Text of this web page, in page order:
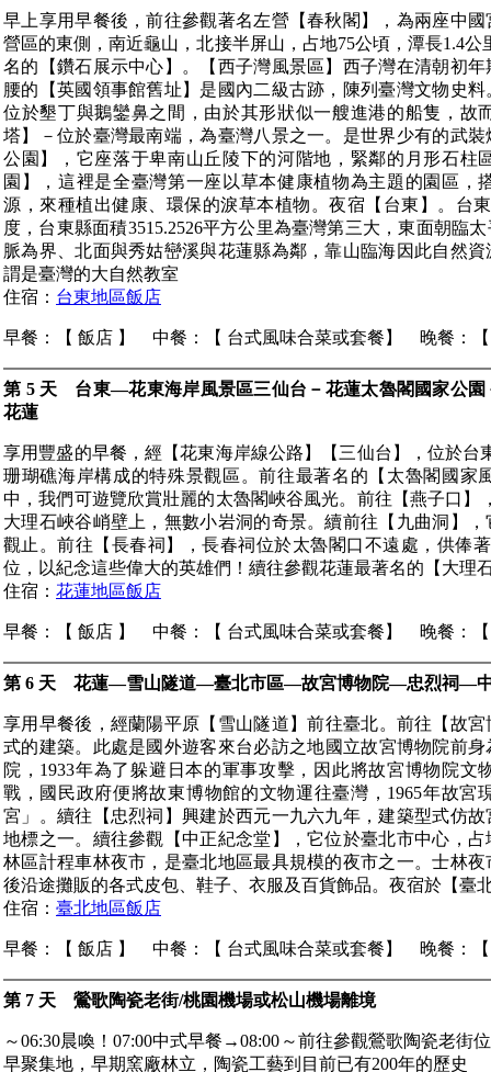
早上享用早餐後，前往參觀著名左營【春秋閣】，為兩座中
營區的東側，南近龜山，北接半屏山，占地75公頃，潭長1.4
名的【鑽石展示中心】。【西子灣風景區】西子灣在清朝初
腰的【英國領事館舊址】是國內二級古跡，陳列臺灣文物史
位於墾丁與鵝鑾鼻之間，由於其形狀似一艘進港的船隻，故
塔】－位於臺灣最南端，為臺灣八景之一。是世界少有的武
公園】，它座落于卑南山丘陵下的河階地，緊鄰的月形石柱
園】，這裡是全臺灣第一座以草本健康植物為主題的園區，
源，來種植出健康、環保的淚草本植物。夜宿【台東】。台
度，台東縣面積3515.2526平方公里為臺灣第三大，東面朝臨
脈為界、北面與秀姑巒溪與花蓮縣為鄰，靠山臨海因此自然
謂是臺灣的大自然教室
住宿： 台東地區飯店
早餐：【 飯店 】 中餐：【 台式風味合菜或套餐】 晚餐：【
第 5 天 台東—花東海岸風景區三仙台－花蓮太魯閣國家公
花蓮
享用豐盛的早餐，經【花東海岸線公路】【三仙台】，位於
珊瑚礁海岸構成的特殊景觀區。前往最著名的【太魯閣國家
中，我們可遊覽欣賞壯麗的太魯閣峽谷風光。前往【燕子口】
大理石峽谷峭壁上，無數小岩洞的奇景。續前往【九曲洞】
觀止。前往【長春祠】，長春祠位於太魯閣口不遠處，供俸
位，以紀念這些偉大的英雄們！續往參觀花蓮最著名的【大理
住宿： 花蓮地區飯店
早餐：【 飯店 】 中餐：【 台式風味合菜或套餐】 晚餐：【
第 6 天 花蓮—雪山隧道—臺北市區—故宮博物院—忠烈祠—中
享用早餐後，經蘭陽平原【雪山隧道】前往臺北。前往【故
式的建築。此處是國外遊客來台必訪之地國立故宮博物院前
院，1933年為了躲避日本的軍事攻擊，因此將故宮博物院文
戰，國民政府便將故東博物館的文物運往臺灣，1965年故
宮」。續往【忠烈祠】興建於西元一九六九年，建築型式仿
地標之一。續往參觀【中正紀念堂】，它位於臺北市中心，
林區計程車林夜市，是臺北地區最具規模的夜市之一。士林
後沿途攤販的各式皮包、鞋子、衣服及百貨飾品。夜宿於【臺
住宿： 臺北地區飯店
早餐：【 飯店 】 中餐：【 台式風味合菜或套餐】 晚餐：【
第 7 天 鶯歌陶瓷老街/桃園機場或松山機場離境
～06:30晨喚！07:00中式早餐→08:00～前往參觀鶯歌陶瓷老街
早聚集地，早期窯廠林立，陶瓷工藝到目前已有200年的歷史